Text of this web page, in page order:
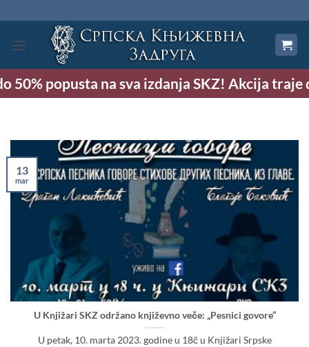
na
sadržaj
popusta na sva izdanja SKZ! Akcija traje do
U Knjižari SKZ održano književno veče: „Pesnici govore“
U petak, 10. marta 2023. godine u 18č u Knjižari Srpske
13
mar